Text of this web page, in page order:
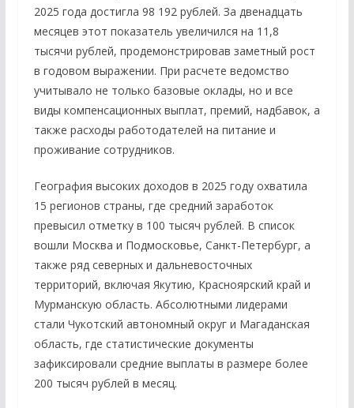
2025 года достигла 98 192 рублей. За двенадцать
месяцев этот показатель увеличился на 11,8
тысячи рублей, продемонстрировав заметный рост
в годовом выражении. При расчете ведомство
учитывало не только базовые оклады, но и все
виды компенсационных выплат, премий, надбавок, а
также расходы работодателей на питание и
проживание сотрудников.
География высоких доходов в 2025 году охватила
15 регионов страны, где средний заработок
превысил отметку в 100 тысяч рублей. В список
вошли Москва и Подмосковье, Санкт-Петербург, а
также ряд северных и дальневосточных
территорий, включая Якутию, Красноярский край и
Мурманскую область. Абсолютными лидерами
стали Чукотский автономный округ и Магаданская
область, где статистические документы
зафиксировали средние выплаты в размере более
200 тысяч рублей в месяц.